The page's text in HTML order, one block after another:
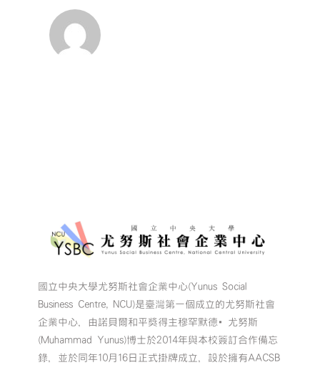
國立中央大學尤努斯社會企業中心(Yunus Social
Business Centre, NCU)是臺灣第一個成立的尤努斯社會
企業中心，由諾貝爾和平獎得主穆罕默德•尤努斯
(Muhammad Yunus)博士於2014年與本校簽訂合作備忘
錄，並於同年10月16日正式掛牌成立，設於擁有AACSB